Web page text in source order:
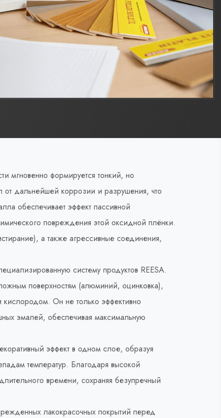
мгновенно формируется тонкий, но
дальнейшей коррозии и разрушения, что
обеспечивает эффект пассивной
повреждения этой оксидной плёнки.
а также агрессивные соединения,
систему продуктов REESA.
поверхностям (алюминий, оцинковка),
кислородом. Он не только эффективно
эмалей, обеспечивая максимальную
эффект в одном слое, образуя
температур. Благодаря высокой
времени, сохраняя безупречный
лакокрасочных покрытий перед